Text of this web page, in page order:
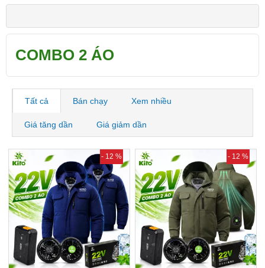
COMBO 2 ÁO
Tất cả Bán chạy Xem nhiều
Giá tăng dần Giá giảm dần
- 12 % - 12 %